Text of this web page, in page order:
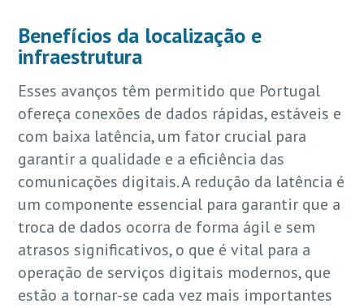
Benefícios da localização e
infraestrutura
Esses avanços têm permitido que Portugal
ofereça conexões de dados rápidas, estáveis e
com baixa latência, um fator crucial para
garantir a qualidade e a eficiência das
comunicações digitais. A redução da latência é
um componente essencial para garantir que a
troca de dados ocorra de forma ágil e sem
atrasos significativos, o que é vital para a
operação de serviços digitais modernos, que
estão a tornar-se cada vez mais importantes